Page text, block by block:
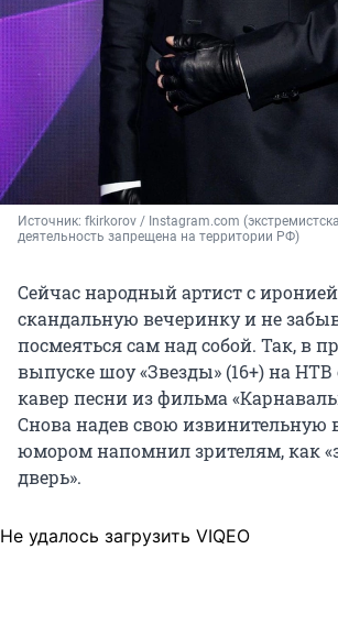
Источник: fkirkorov / Instagram.com
деятельность запрещена на территории РФ)
Сейчас народный артист с
скандальную вечеринку и не
посмеяться сам над собой. Так, в
выпуске шоу «Звезды» (16+) на
кавер песни из фильма
Снова надев свою извинительную
юмором напомнил зрителям, как
дверь».
Не удалось загрузить VIQEO